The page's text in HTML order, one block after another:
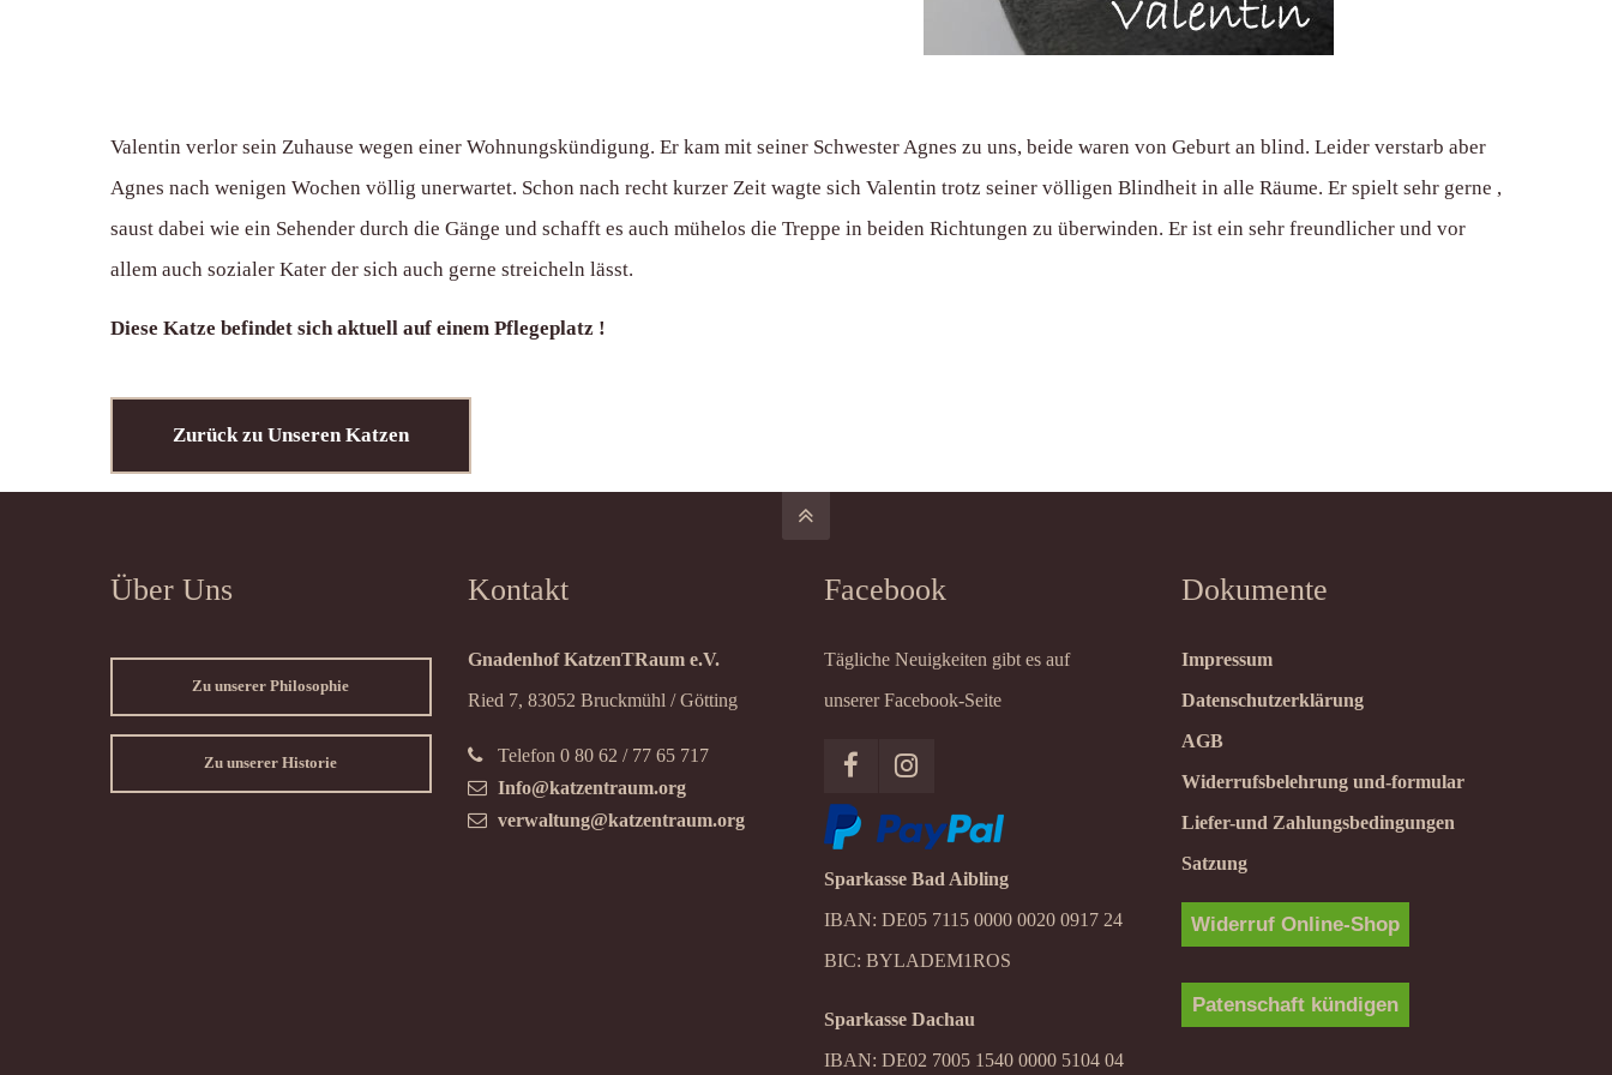
Valentin verlor sein Zuhause wegen einer Wohnungskündigung. Er kam mit seiner Schwester Agnes zu uns, beide waren von Geburt an blind. Leider verstarb aber
Agnes nach wenigen Wochen völlig unerwartet. Schon nach recht kurzer Zeit wagte sich Valentin trotz seiner völligen Blindheit in alle Räume. Er spielt sehr gerne ,
saust dabei wie ein Sehender durch die Gänge und schafft es auch mühelos die Treppe in beiden Richtungen zu überwinden. Er ist ein sehr freundlicher und vor
allem auch sozialer Kater der sich auch gerne streicheln lässt.
Diese Katze befindet sich aktuell auf einem Pflegeplatz !
Zurück zu Unseren Katzen
Über Uns
Zu unserer Philosophie
Zu unserer Historie
Kontakt
Gnadenhof KatzenTRaum e.V.
Ried 7, 83052 Bruckmühl / Götting
Telefon 0 80 62 / 77 65 717
Info@katzentraum.org
verwaltung@katzentraum.org
Facebook
Tägliche Neuigkeiten gibt es auf
unserer Facebook-Seite
Sparkasse Bad Aibling
IBAN: DE05 7115 0000 0020 0917 24
BIC: BYLADEM1ROS
Sparkasse Dachau
IBAN: DE02 7005 1540 0000 5104 04
Dokumente
Impressum
Datenschutzerklärung
AGB
Widerrufsbelehrung und-formular
Liefer-und Zahlungsbedingungen
Satzung
Widerruf Online-Shop
Patenschaft kündigen